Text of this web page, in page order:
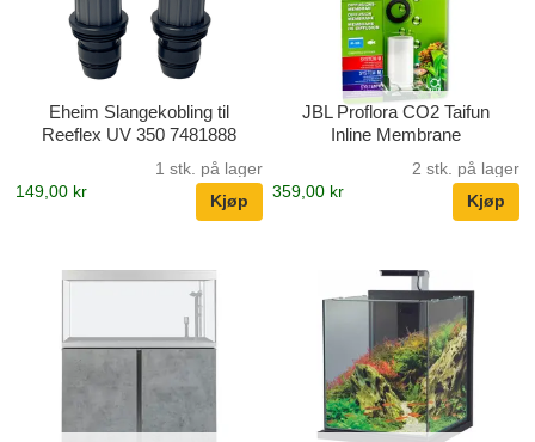
Eheim Slangekobling til
Reeflex UV 350 7481888
1 stk. på lager
149,00 kr
JBL Proflora CO2 Taifun
Inline Membrane
2 stk. på lager
359,00 kr